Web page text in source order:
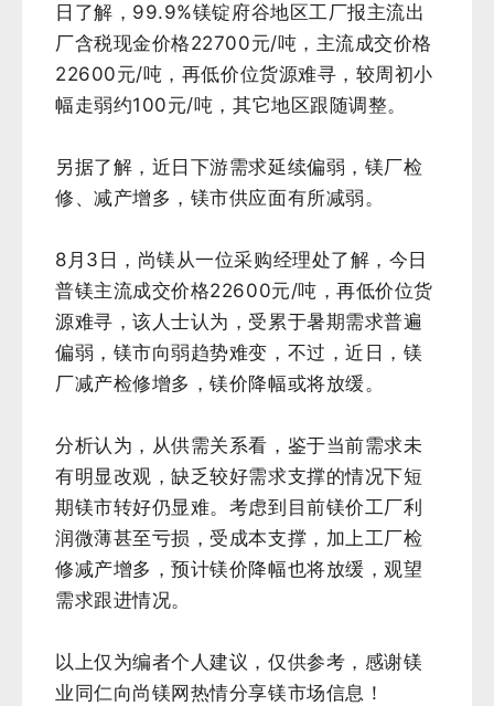
日了解，99.9%镁锭府谷地区工厂报主流出
厂含税现金价格22700元/吨，主流成交价格
22600元/吨， 再低价位货源难寻， 较周初小
幅走弱约100元/吨， 其它地区跟随调整。
另据了解，近日下游需求延续偏弱，镁厂检
修、减产增多，镁市供应面有所减弱。
8月3日，尚镁从一位采购经理处了解，今日
普镁主流成交价格22600元/吨，再低价位货
源难寻，该人士认为，受累于暑期需求普遍
偏弱，镁市向弱趋势难变，不过，近日，镁
厂减产检修增多，镁价降幅或将放缓。
分析认为，从供需关系看，鉴于当前需求未
有明显改观，缺乏较好需求支撑的情况下短
期镁市转好仍显难。 考虑到目前镁价工厂利
润微薄甚至亏损，受成本支撑，加上工厂检
修减产增多，预计镁价降幅也将放缓，观望
需求跟进情况。
以上仅为编者个人建议，仅供参考，感谢镁
业同仁向尚镁网热情分享镁市场信息！